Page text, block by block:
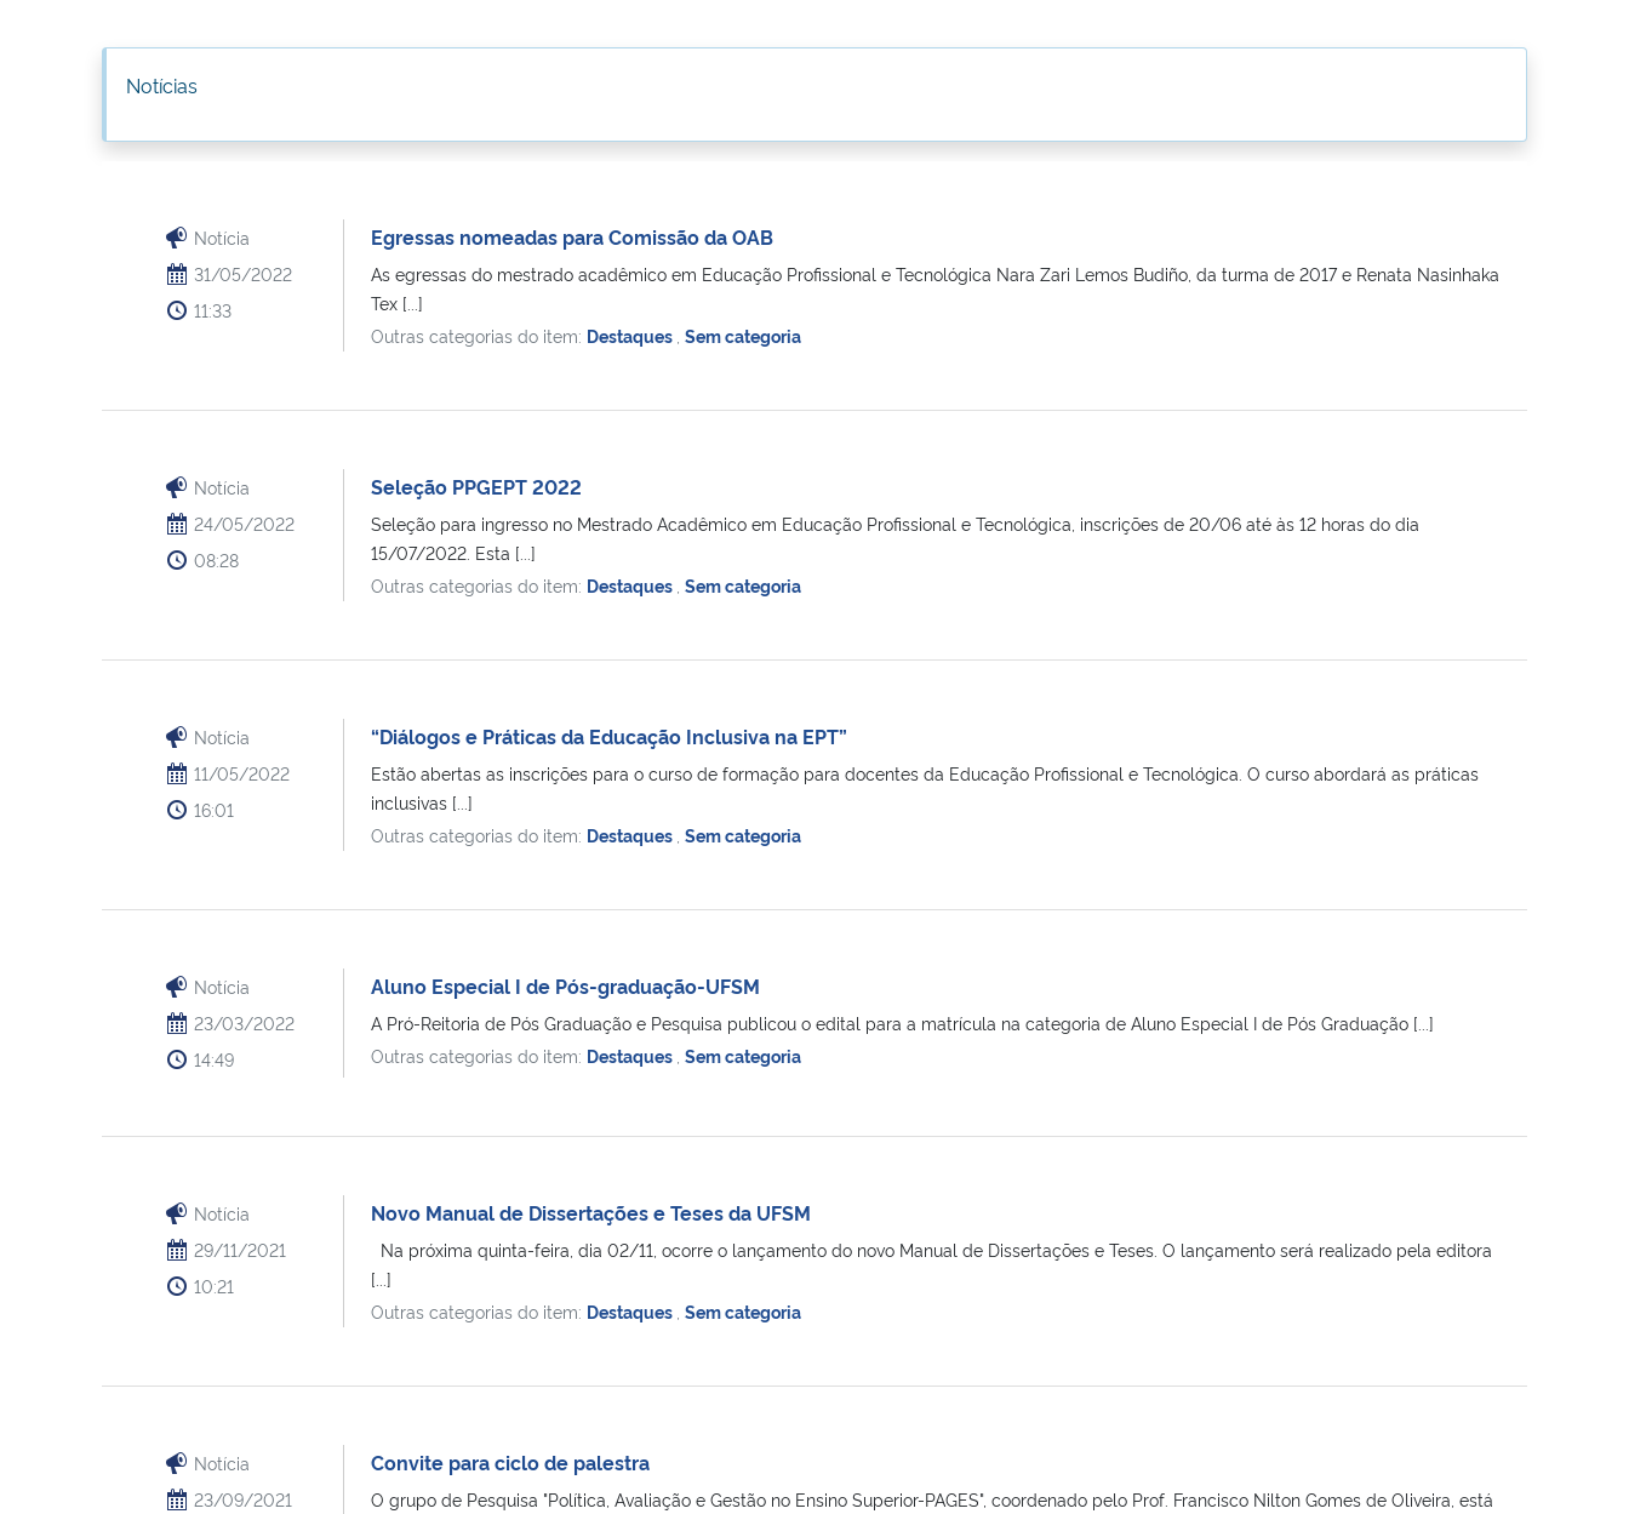
Notícias
Notícia
31/05/2022
11:33
Egressas nomeadas para Comissão da OAB
As egressas do mestrado acadêmico em Educação Profissional e Tecnológica Nara Zari Lemos Budiño, da turma de 2017 e Renata Nasinhaka
Tex [...]
Outras categorias do item: Destaques Sem categoria
Notícia
24/05/2022
08:28
Seleção PPGEPT 2022
Seleção para ingresso no Mestrado Acadêmico em Educação Profissional e Tecnológica, inscrições de 20/06 até às 12 horas do dia
15/07/2022. Esta [...]
Outras categorias do item: Destaques Sem categoria
Notícia
11/05/2022
16:01
“Diálogos e Práticas da Educação Inclusiva na EPT”
Estão abertas as inscrições para o curso de formação para docentes da Educação Profissional e Tecnológica. O curso abordará as práticas
inclusivas [...]
Outras categorias do item: Destaques Sem categoria
Notícia
23/03/2022
14:49
Aluno Especial I de Pós-graduação-UFSM
A Pró-Reitoria de Pós Graduação e Pesquisa publicou o edital para a matrícula na categoria de Aluno Especial I de Pós Graduação [...]
Outras categorias do item: Destaques Sem categoria
Notícia
29/11/2021
10:21
Novo Manual de Dissertações e Teses da UFSM
Na próxima quinta-feira, dia 02/11, ocorre o lançamento do novo Manual de Dissertações e Teses. O lançamento será realizado pela editora
[...]
Outras categorias do item: Destaques Sem categoria
Notícia
23/09/2021
Convite para ciclo de palestra
O grupo de Pesquisa "Política, Avaliação e Gestão no Ensino Superior-PAGES", coordenado pelo Prof. Francisco Nilton Gomes de Oliveira, está